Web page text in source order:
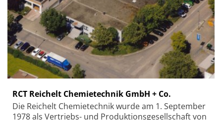
RCT Reichelt Chemietechnik GmbH + Co.
Die Reichelt Chemietechnik wurde am 1. September
1978 als Vertriebs- und Produktionsgesellschaft von